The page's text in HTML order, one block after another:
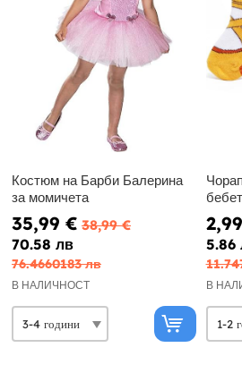
Костюм на Барби Балерина
за момичета
35,99 € 38,99 €
70.58 лв
76.4660183 лв
В НАЛИЧНОСТ
5.86
В